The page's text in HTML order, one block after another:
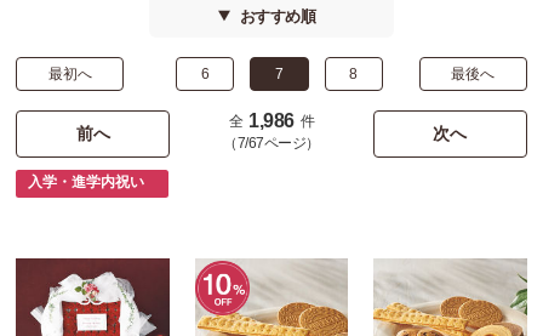
おすすめ順
最初へ 6 7 8 最後へ
前へ 次へ
全 1,986 件
（7/67ページ）
入学・進学内祝い